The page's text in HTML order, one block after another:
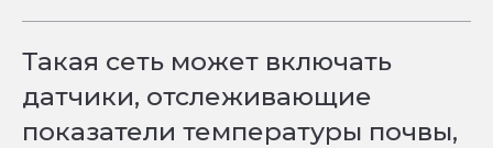
Такая сеть может включать
датчики, отслеживающие
показатели температуры почвы,